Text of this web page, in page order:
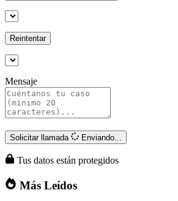
Reintentar
Mensaje
Solicitar llamada Enviando...
Tus datos están protegidos
Más Leídos